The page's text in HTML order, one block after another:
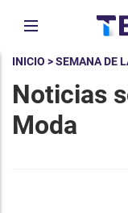
INICIO > SEMANA DE
Noticias
Moda